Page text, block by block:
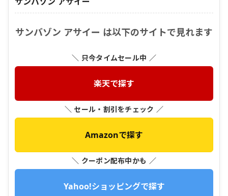
サンバゾン アサイー は以下のサイトで見れます
＼ 只今タイムセール中 ／
楽天で探す
＼ セール・割引をチェック ／
Amazonで探す
＼ クーポン配布中かも ／
Yahoo!ショッピングで探す